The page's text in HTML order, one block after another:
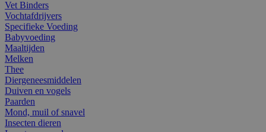
Vet Binders
Vochtafdrijvers
Specifieke Voeding
Babyvoeding
Maaltijden
Melken
Thee
Diergeneesmiddelen
Duiven en vogels
Paarden
Mond, muil of snavel
Insecten dieren